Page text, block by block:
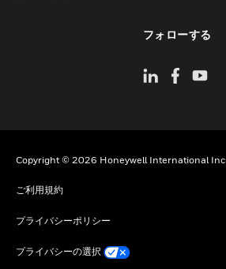
フォローする
Copyright © 2026 Honeywell International Inc
ご利用規約
プライバシーポリシー
プライバシーの選択